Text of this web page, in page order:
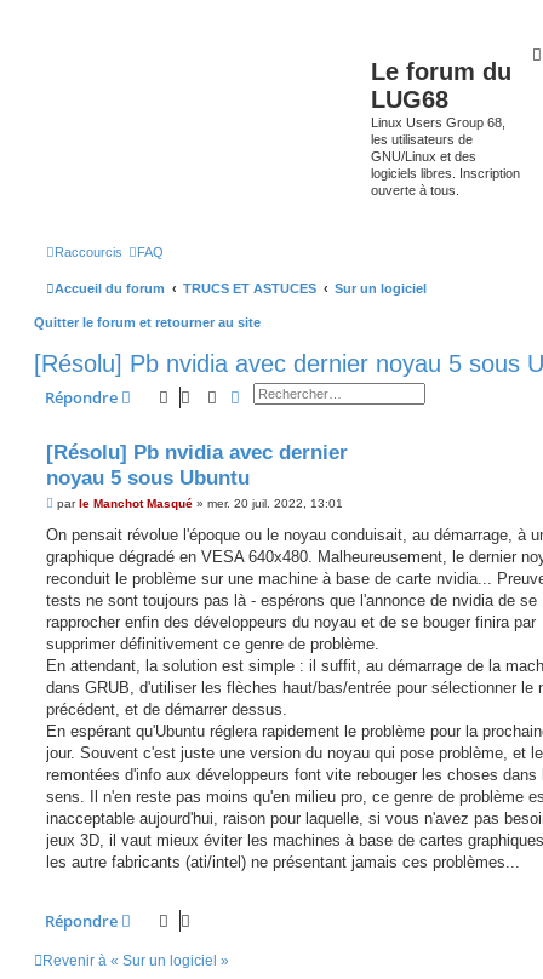
Le forum du
LUG68
Linux Users Group 68,
les utilisateurs de
GNU/Linux et des
logiciels libres. Inscription
ouverte à tous.
Raccourcis FAQ
Accueil du forum TRUCS ET ASTUCES Sur un logiciel
Quitter le forum et retourner au site
[Résolu] Pb nvidia avec dernier noyau 5 sous
Répondre Rechercher
Recherche avancée
[Résolu] Pb nvidia avec dernier
noyau 5 sous Ubuntu
M
s
a
g
parle Manchot Masqué » mer. 20 juil. 2022, 13:01
On pensait révolue l'époque ou le noyau conduisait, au démarrage, à
graphique dégradé en VESA 640x480. Malheureusement, le dernier
reconduit le problème sur une machine à base de carte nvidia...
tests ne sont toujours pas là - espérons que l'annonce de nvidia de se
rapprocher enfin des développeurs du noyau et de se bouger finira par
supprimer définitivement ce genre de problème.
En attendant, la solution est simple : il suffit, au démarrage de la
dans GRUB, d'utiliser les flèches haut/bas/entrée pour sélectionner le
précédent, et de démarrer dessus.
En espérant qu'Ubuntu réglera rapidement le problème pour la
jour. Souvent c'est juste une version du noyau qui pose problème, et
remontées d'info aux développeurs font vite rebouger les choses dans
sens. Il n'en reste pas moins qu'en milieu pro, ce genre de problème
inacceptable aujourd'hui, raison pour laquelle, si vous n'avez pas
jeux 3D, il vaut mieux éviter les machines à base de cartes
les autre fabricants (ati/intel) ne présentant jamais ces problèmes...
Répondre
Revenir à « Sur un logiciel »